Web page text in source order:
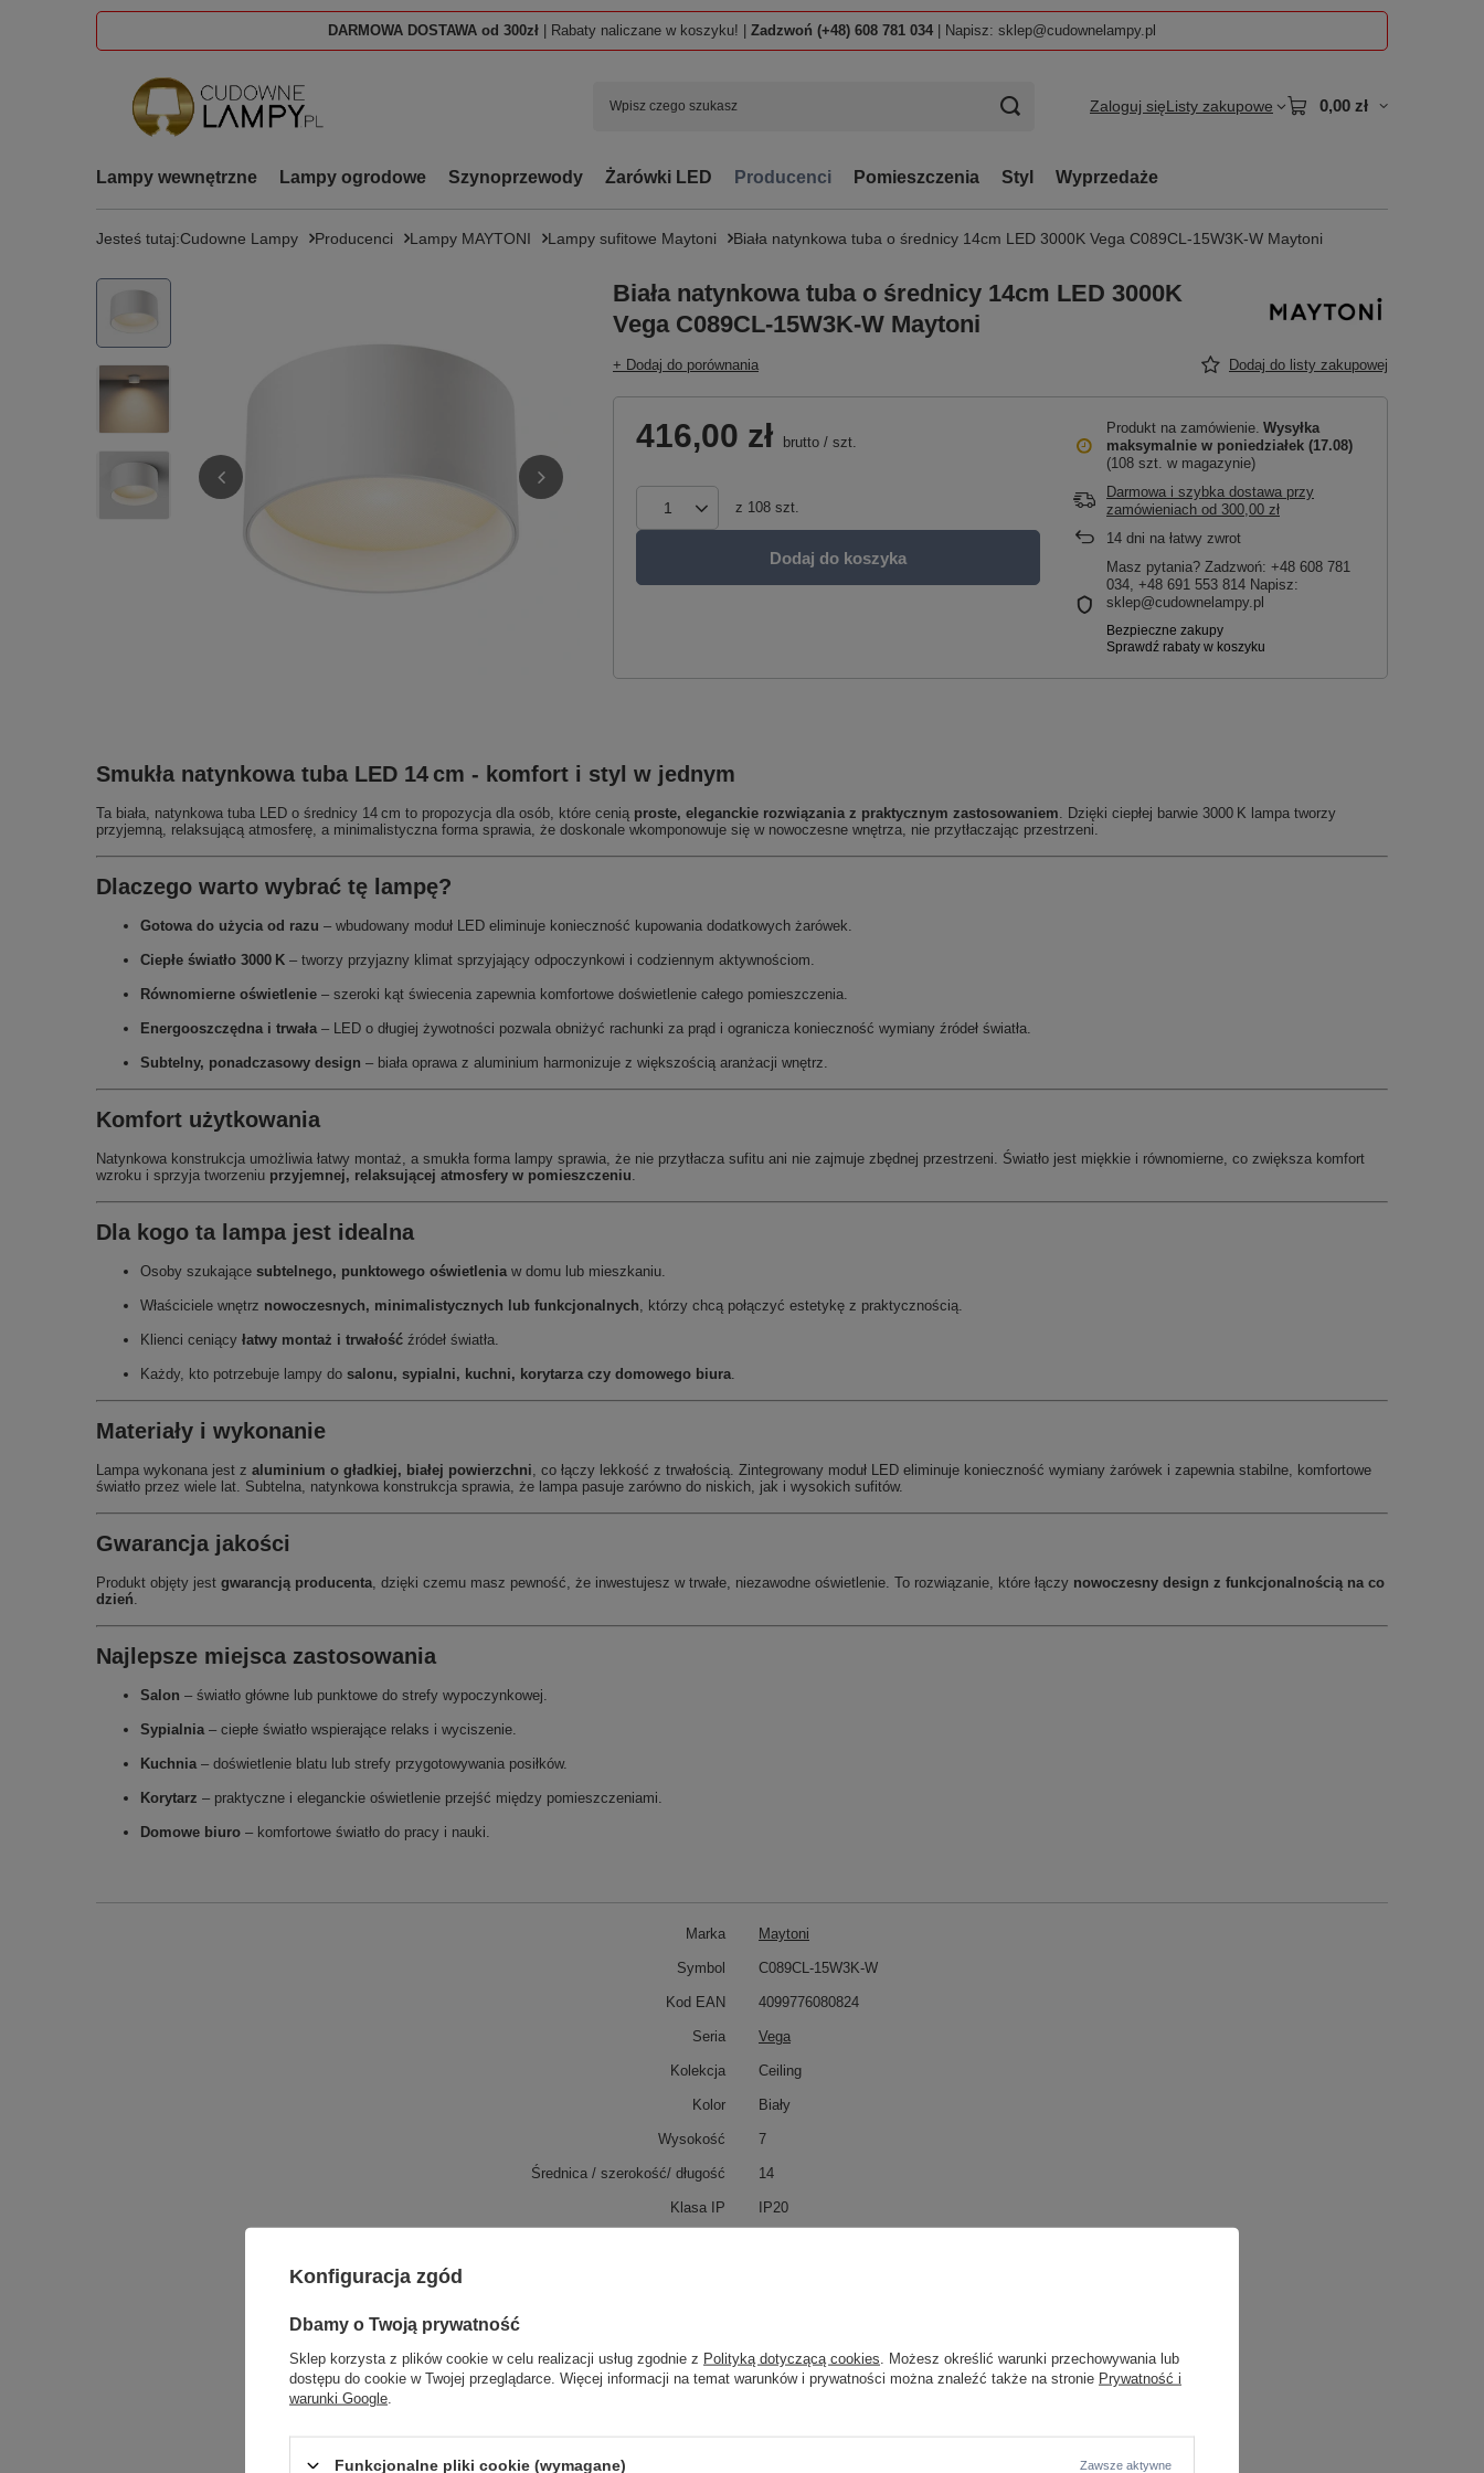
DARMOWA DOSTAWA od 300zł | Rabaty naliczane w koszyku! | Zadzwoń (+48) 608 781 034 | Napisz: sklep@cudownelampy.pl
Zaloguj sięListy zakupowe 0,00 zł
Lampy wewnętrzne Lampy ogrodowe Szynoprzewody Żarówki LED Producenci Pomieszczenia Styl Wyprzedaże
Jesteś tutaj:Cudowne Lampy Producenci Lampy MAYTONI Lampy sufitowe Maytoni Biała natynkowa tuba o średnicy 14cm LED 3000K Vega C089CL-15W3K-W Maytoni
Biała natynkowa tuba o średnicy 14cm LED 3000K
Vega C089CL-15W3K-W Maytoni
+ Dodaj do porównania Dodaj do listy zakupowej
416,00 zł brutto / szt.
z 108 szt.
Dodaj do koszyka
Produkt na zamówienie Wysyłka
maksymalnie w poniedziałek (17.08)
(108 szt. w magazynie)
Darmowa i szybka dostawa przy
zamówieniach od 300,00 zł
14 dni na łatwy zwrot
Masz pytania? Zadzwoń: +48 608 781
034, +48 691 553 814 Napisz:
sklep@cudownelampy.pl
Smukła natynkowa tuba LED 14 cm - komfort i styl w jednym
Ta biała, natynkowa tuba LED o średnicy 14 cm to propozycja dla osób, które cenią proste, eleganckie rozwiązania z praktycznym zastosowaniem. Dzięki ciepłej barwie 3000 K lampa tworzy
przyjemną, relaksującą atmosferę, a minimalistyczna forma sprawia, że doskonale wkomponowuje się w nowoczesne wnętrza, nie przytłaczając przestrzeni.
Dlaczego warto wybrać tę lampę?
Gotowa do użycia od razu – wbudowany moduł LED eliminuje konieczność kupowania dodatkowych żarówek.
Ciepłe światło 3000 K – tworzy przyjazny klimat sprzyjający odpoczynkowi i codziennym aktywnościom.
Równomierne oświetlenie – szeroki kąt świecenia zapewnia komfortowe doświetlenie całego pomieszczenia.
Energooszczędna i trwała– LED o długiej żywotności pozwala obniżyć rachunki za prąd i ogranicza konieczność wymiany źródeł światła.
Subtelny, ponadczasowy design – biała oprawa z aluminium harmonizuje z większością aranżacji wnętrz.
Komfort użytkowania
Natynkowa konstrukcja umożliwia łatwy montaż, a smukła forma lampy sprawia, że nie przytłacza sufitu ani nie zajmuje zbędnej przestrzeni. Światło jest miękkie i równomierne, co zwiększa komfort
wzroku i sprzyja tworzeniu przyjemnej, relaksującej atmosfery w pomieszczeniu.
Dla kogo ta lampa jest idealna
Osoby szukające subtelnego, punktowego oświetleniaw domu lub mieszkaniu.
Właściciele wnętrz nowoczesnych, minimalistycznych lub funkcjonalnych, którzy chcą połączyć estetykę z praktycznością.
Klienci ceniący łatwy montaż i trwałość źródeł światła.
Każdy, kto potrzebuje lampy do salonu, sypialni, kuchni, korytarza czy domowego biura.
Materiały i wykonanie
Lampa wykonana jest z aluminium o gładkiej, białej powierzchni, co łączy lekkość z trwałością. Zintegrowany moduł LED eliminuje konieczność wymiany żarówek i zapewnia stabilne, komfortowe
światło przez wiele lat. Subtelna, natynkowa konstrukcja sprawia, że lampa pasuje zarówno do niskich, jak i wysokich sufitów.
Gwarancja jakości
Produkt objęty jest gwarancją producenta, dzięki czemu masz pewność, że inwestujesz w trwałe, niezawodne oświetlenie. To rozwiązanie, które łączy nowoczesny design z funkcjonalnością na co
dzień.
Najlepsze miejsca zastosowania
Salon – światło główne lub punktowe do strefy wypoczynkowej.
Sypialnia– ciepłe światło wspierające relaks i wyciszenie.
Kuchnia– doświetlenie blatu lub strefy przygotowywania posiłków.
Korytarz – praktyczne i eleganckie oświetlenie przejść między pomieszczeniami.
Domowe biuro – komfortowe światło do pracy i nauki.
Marka Maytoni
Symbol C089CL-15W3K-W
Kod EAN 4099776080824
Seria Vega
Kolekcja Ceiling
Kolor Biały
Wysokość 7
Średnica / szerokość/ długość 14
Klasa IP IP20
Lumen (lm) 1020
Konfiguracja zgód
Dbamy o Twoją prywatność
Sklep korzysta z plików cookie w celu realizacji usług zgodnie z Polityką dotyczącą cookies . Możesz określić warunki przechowywania lub
dostępu do cookie w Twojej przeglądarce. Więcej informacji na temat warunków i prywatności można znaleźć także na stronie Prywatność i
warunki Google
Funkcjonalne pliki cookie (wymagane) Zawsze aktywne